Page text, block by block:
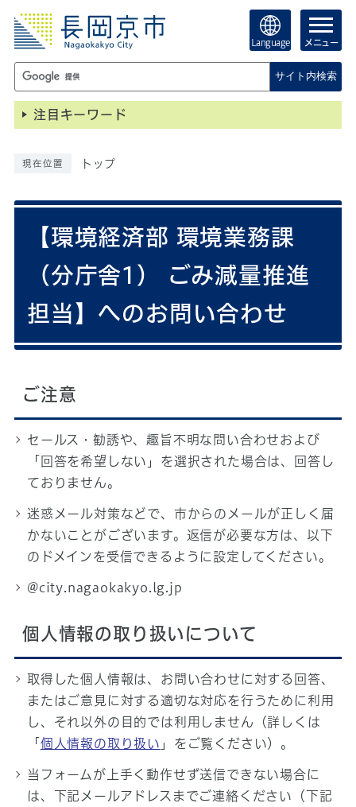
Language メニュー
サイト内検索
注目キーワード
現在位置 トップ
【環境経済部 環境業務課
（分庁舎1） ごみ減量推進
担当】へのお問い合わせ
ご注意
セールス・勧誘や、趣旨不明な問い合わせおよび
「回答を希望しない」を選択された場合は、回答し
ておりません。
迷惑メール対策などで、市からのメールが正しく届
かないことがございます。返信が必要な方は、以下
のドメインを受信できるように設定してください。
@city.nagaokakyo.lg.jp
個人情報の取り扱いについて
取得した個人情報は、お問い合わせに対する回答、
またはご意見に対する適切な対応を行うために利用
し、それ以外の目的では利用しません（詳しくは
「 個人情報の取り扱い 」をご覧ください）。
当フォームが上手く動作せず送信できない場合に
は、下記メールアドレスまでご連絡ください（下記